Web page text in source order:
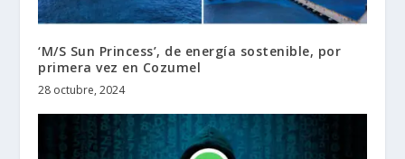
‘M/S Sun Princess’, de energía sostenible, por
primera vez en Cozumel
28 octubre, 2024